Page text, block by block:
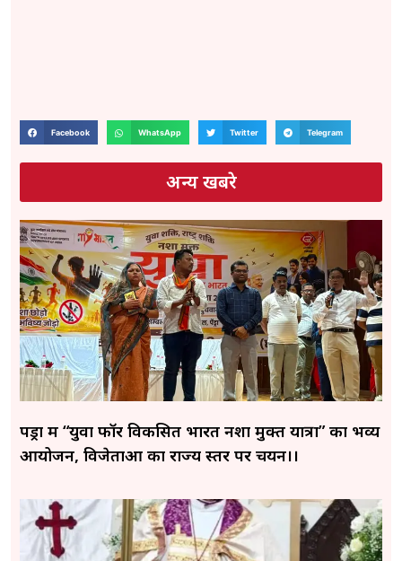
Facebook WhatsApp Twitter Telegram
अन्य खबरे
पेंड्रा में “युवा फॉर विकसित भारत नशा मुक्त यात्रा” का भव्य
आयोजन, विजेताओं का राज्य स्तर पर चयन।।